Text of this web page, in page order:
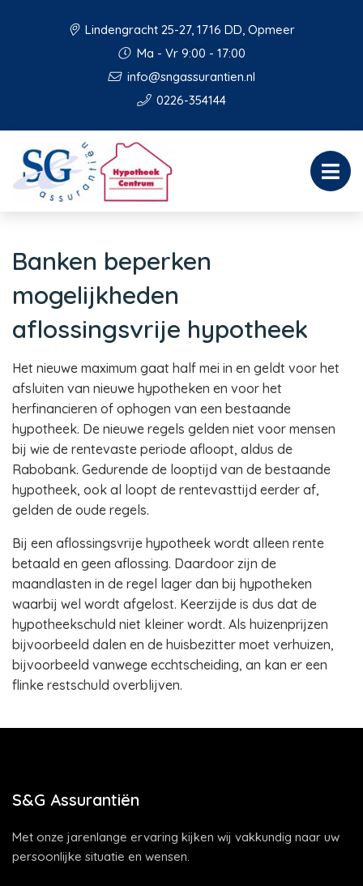
Lindengracht 25-27, 1716 DD, Opmeer
Ma - Vr 9:00 - 17:00
info@sngassurantien.nl
0226-354144
Banken beperken
mogelijkheden
aflossingsvrije hypotheek
Het nieuwe maximum gaat half mei in en geldt voor het
afsluiten van nieuwe hypotheken en voor het
herfinancieren of ophogen van een bestaande
hypotheek. De nieuwe regels gelden niet voor mensen
bij wie de rentevaste periode afloopt, aldus de
Rabobank. Gedurende de looptijd van de bestaande
hypotheek, ook al loopt de rentevasttijd eerder af,
gelden de oude regels.
Bij een aflossingsvrije hypotheek wordt alleen rente
betaald en geen aflossing. Daardoor zijn de
maandlasten in de regel lager dan bij hypotheken
waarbij wel wordt afgelost. Keerzijde is dus dat de
hypotheekschuld niet kleiner wordt. Als huizenprijzen
bijvoorbeeld dalen en de huisbezitter moet verhuizen,
bijvoorbeeld vanwege ecchtscheiding, an kan er een
flinke restschuld overblijven.
S&G Assurantiën
Met onze jarenlange ervaring kijken wij vakkundig naar uw
persoonlijke situatie en wensen.